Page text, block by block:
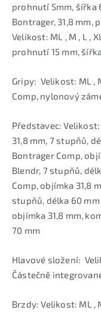
prohnutí 5mm, šířka
Bontrager, 31,8 mm,
Velikost: ML , M , L ,
prohnutí 15 mm,
Gripy: Velikost: ML ,
Comp, nylonový
Představec: Velikost:
31,8 mm, 7 stupňů,
Bontrager Comp,
Blendr, 7 stupňů,
Comp, objímka 31,8
stupňů, délka 60
objímka 31,8 mm,
70 mm
Hlavové složení:
Částečně
Brzdy: Velikost: ML ,